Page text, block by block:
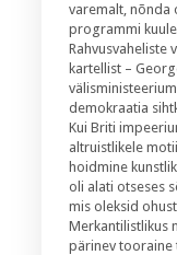
varemalt, nõnda
programmi
Rahvusvaheliste
kartellist –
demokraatia
Kui Briti
altruistlikele
hoidmine
oli alati otseses
mis oleksid
Merkantilistlikus
pärinev tooraine